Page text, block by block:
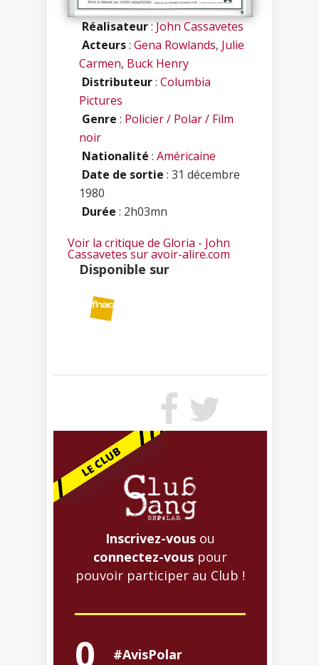
Réalisateur:John Cassavetes
Acteurs: Gena Rowlands, Julie
Carmen, Buck Henry
Distributeur: Columbia
Pictures
Genre : Policier / Polar / Film
noir
Nationalité : Américaine
Date de sortie : 31 décembre
1980
Durée : 2h03mn
Voir la critique de Gloria - John
Cassavetes sur avoir-alire.com
Disponible sur
Inscrivez-vous ou
connectez-vous pour
pouvoir participer au Club !
0 #AvisPolar